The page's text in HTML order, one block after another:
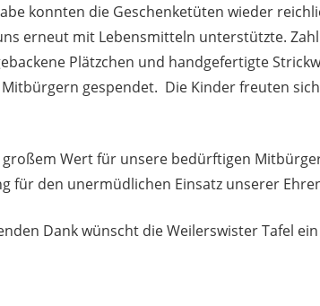
konnten die Geschenketüten wieder
erneut mit Lebensmitteln unterstützte.
Plätzchen und handgefertigte
gespendet. Die Kinder freuten
großem Wert für unsere bedürftigen
für den unermüdlichen Einsatz unserer
Dank wünscht die Weilerswister Tafel